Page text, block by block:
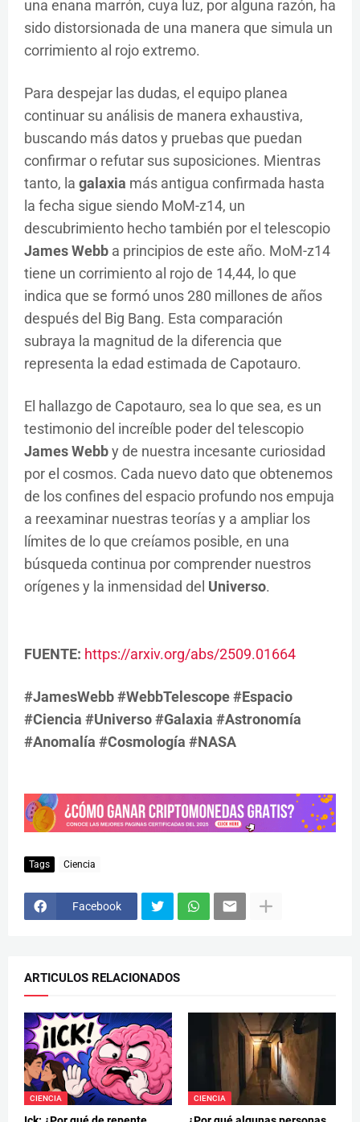
una enana marrón, cuya luz, por alguna razón, ha
sido distorsionada de una manera que simula un
corrimiento al rojo extremo.
Para despejar las dudas, el equipo planea
continuar su análisis de manera exhaustiva,
buscando más datos y pruebas que puedan
confirmar o refutar sus suposiciones. Mientras
tanto, la galaxia más antigua confirmada hasta
la fecha sigue siendo MoM-z14, un
descubrimiento hecho también por el telescopio
James Webb a principios de este año. MoM-z14
tiene un corrimiento al rojo de 14,44, lo que
indica que se formó unos 280 millones de años
después del Big Bang. Esta comparación
subraya la magnitud de la diferencia que
representa la edad estimada de Capotauro.
El hallazgo de Capotauro, sea lo que sea, es un
testimonio del increíble poder del telescopio
James Webby de nuestra incesante curiosidad
por el cosmos. Cada nuevo dato que obtenemos
de los confines del espacio profundo nos empuja
a reexaminar nuestras teorías y a ampliar los
límites de lo que creíamos posible, en una
búsqueda continua por comprender nuestros
orígenes y la inmensidad del Universo.
FUENTE: https://arxiv.org/abs/2509.01664
#JamesWebb #WebbTelescope #Espacio
#Ciencia #Universo #Galaxia #Astronomía
#Anomalía #Cosmología #NASA
Tags Ciencia
Facebook
ARTICULOS RELACIONADOS
CIENCIA CIENCIA